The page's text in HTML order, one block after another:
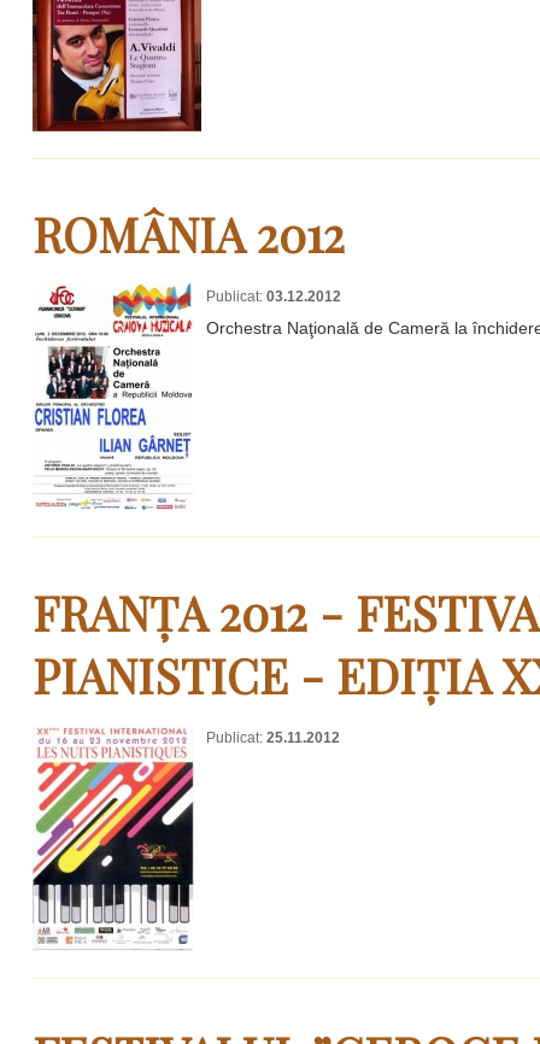
ROMÂNIA 2012
Publicat: 03.12.2012
Orchestra Naţională de Cameră la
FRANȚA 2012 -
PIANISTICE - EDIȚIA
Publicat: 25.11.2012